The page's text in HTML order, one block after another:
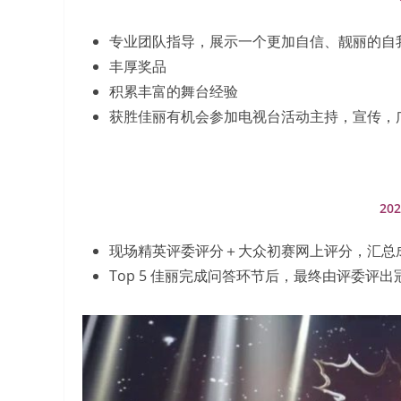
专业团队指导，展示一个更加自信、靓丽的自
丰厚奖品
积累丰富的舞台经验
获胜佳丽有机会参加电视台活动主持，宣传
现场精英评委评分＋大众初赛网上评分，汇
Top 5 佳丽完成问答环节后，最终由评委评出